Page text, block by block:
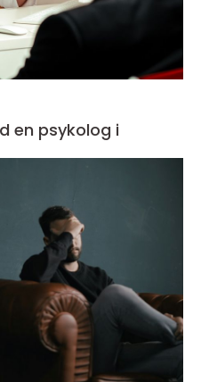
en psykolog i